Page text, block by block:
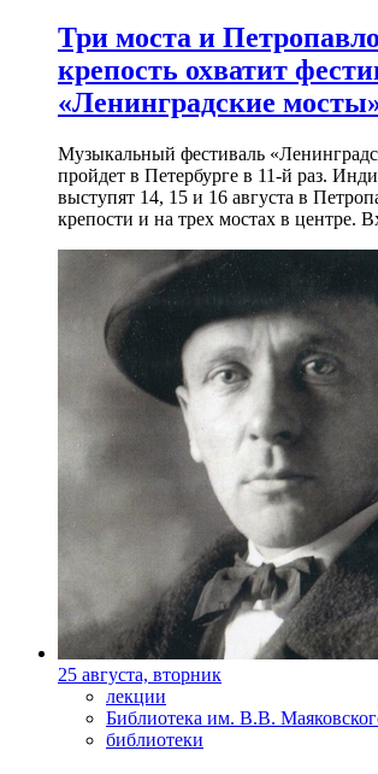
Три моста и
крепость охватит
«Ленинградские
Музыкальный фестиваль
пройдет в Петербурге в 11-й раз.
выступят 14, 15 и 16 августа в
крепости и на трех мостах в центре.
25 августа, вторник
лекции
Библиотека им. В.В.
библиотеки